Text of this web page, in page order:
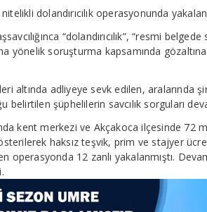
dolandırıcılık operasyonunda
“dolandırıcılık”, “resmi
yönelik soruşturma kapsamında
altında adliyeye sevk edilen, aralarında
belirtilen şüphelilerin savcılık sorguları
kent merkezi ve Akçakoca ilçesinde 72
haksız teşvik, prim ve stajyer
operasyonda 12 zanlı yakalanmıştı.